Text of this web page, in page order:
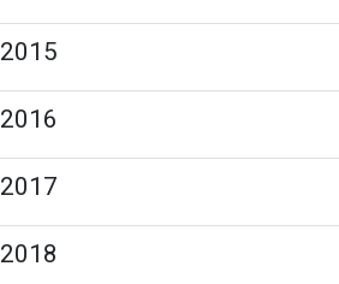
2015
2016
2017
2018